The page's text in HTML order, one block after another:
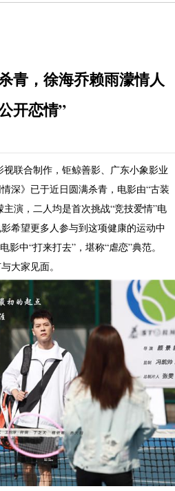
青，徐海乔赖雨濛情人
开恋情”
联合制作，钜鲸善影、广东小象影业
深》已于近日圆满杀青，电影由“古装
演，二人均是首次挑战“竞技爱情”电
希望更多人参与到这项健康的运动中
影中“打来打去”，堪称“虐恋”典范。
大家见面。